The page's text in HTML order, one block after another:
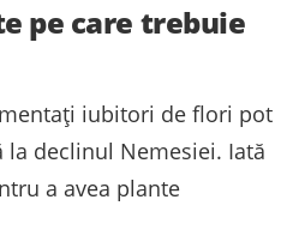
pe care trebuie
iubitori de flori pot
la declinul Nemesiei. Iată
a avea plante